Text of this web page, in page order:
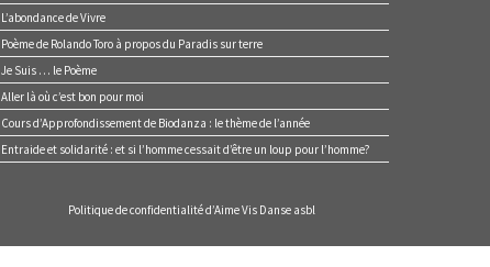
L’abondance de Vivre
Poème de Rolando Toro à propos du Paradis sur terre
Je Suis … le Poème
Aller là où c’est bon pour moi
Cours d’Approfondissement de Biodanza : le thème de l’année
Entraide et solidarité : et si l’homme cessait d’être un loup pour l’homme?
Politique de confidentialité d’Aime Vis Danse asbl